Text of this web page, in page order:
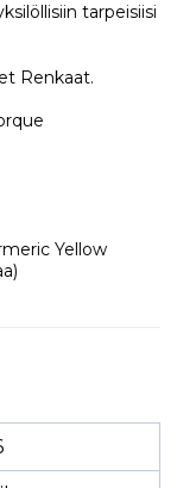
tarpeisiisi
Renkaat.
Yellow